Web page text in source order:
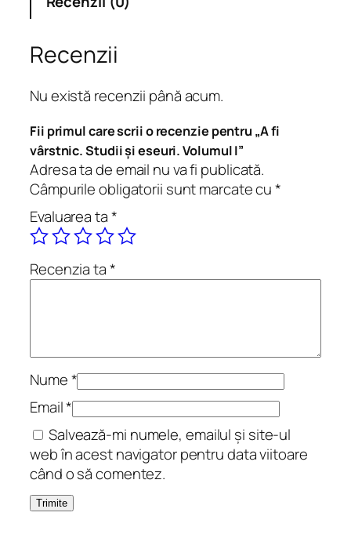
i
v
â
r
s
t
n
i
.
S
t
u
ș
i
e
s
e
u
r
i
.
Recenzii
Nu există recenzii până acum.
Fii primul care scrii o recenzie pentru „A fi
vârstnic. Studii și eseuri. Volumul I”
Adresa ta de email nu va fi publicată.
Câmpurile obligatorii sunt marcate cu*
Evaluarea ta*
Recenzia ta*
Nume*
Email*
Salvează-mi numele, emailul și site-ul
web în acest navigator pentru data viitoare
când o să comentez.